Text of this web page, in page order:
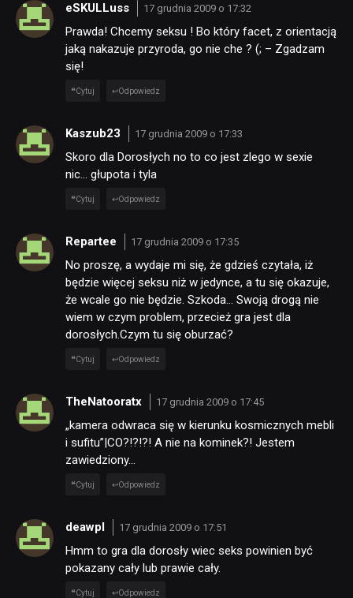
eSKULLuss 17 grudnia 2009 o 17:32
Prawda! Chcemy seksu ! Bo który facet, z orientacją
jaką nakazuje przyroda, go nie che ? (; – Zgadzam
się!
Cytuj Odpowiedz
Kaszub23 17 grudnia 2009 o 17:33
Skoro dla Dorosłych no to co jest zlego w sexie
nic… głupota i tyla
Cytuj Odpowiedz
Repartee 17 grudnia 2009 o 17:35
No proszę, a wydaje mi się, że gdzieś czytała, iż
będzie więcej seksu niż w jedynce, a tu się okazuje,
że wcale go nie będzie. Szkoda… Swoją drogą nie
wiem w czym problem, przecież gra jest dla
dorosłych.Czym tu się oburzać?
Cytuj Odpowiedz
TheNatooratx 17 grudnia 2009 o 17:45
„kamera odwraca się w kierunku kosmicznych mebli
i sufitu”|CO?!?!?! A nie na kominek?! Jestem
zawiedziony…
Cytuj Odpowiedz
deawpl 17 grudnia 2009 o 17:51
Hmm to gra dla dorosły wiec seks powinien być
pokazany cały lub prawie cały.
Cytuj Odpowiedz